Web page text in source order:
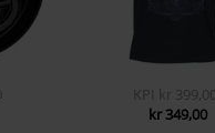
KPI
kr 399,00
kr 349,00